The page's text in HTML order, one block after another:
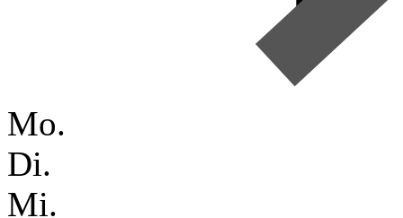
Mo.
Di.
Mi.